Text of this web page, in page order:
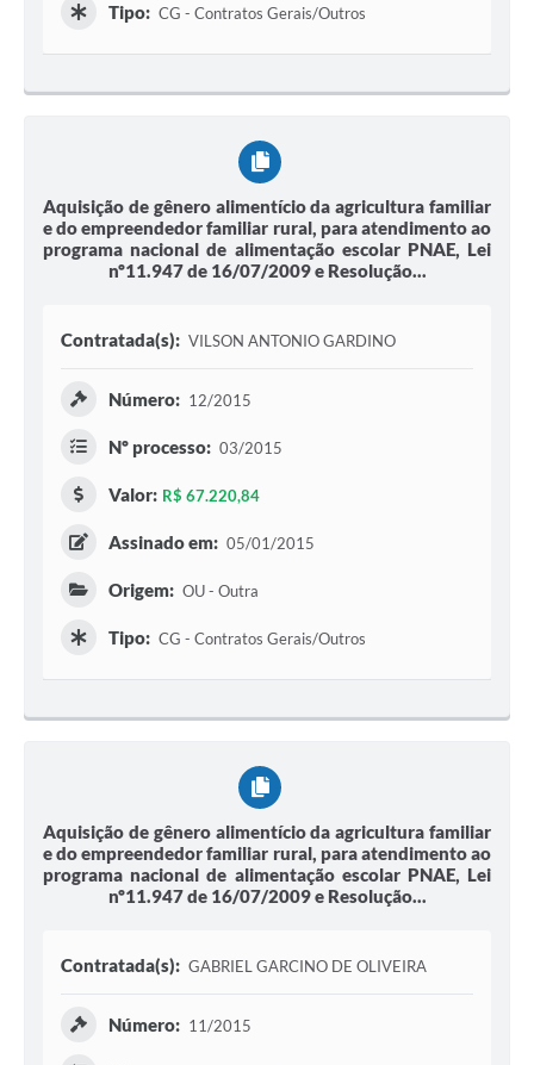
Tipo: CG - Contratos Gerais/Outros
Aquisição de gênero alimentício da agricultura familiar
e do empreendedor familiar rural, para atendimento ao
programa nacional de alimentação escolar PNAE, Lei
nº11.947 de 16/07/2009 e Resolução...
Contratada(s): VILSON ANTONIO GARDINO
Número: 12/2015
Nº processo: 03/2015
Valor: R$ 67.220,84
Assinado em: 05/01/2015
Origem: OU - Outra
Tipo: CG - Contratos Gerais/Outros
Aquisição de gênero alimentício da agricultura familiar
e do empreendedor familiar rural, para atendimento ao
programa nacional de alimentação escolar PNAE, Lei
nº11.947 de 16/07/2009 e Resolução...
Contratada(s): GABRIEL GARCINO DE OLIVEIRA
Número: 11/2015